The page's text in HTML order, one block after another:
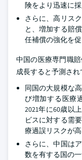
険をより迅速に採
さらに、高リス
と、増加する賠
任補償の強化を促
中国の医療専門職
成長すると予測され
同国の大規模な
び増加する医療
2021年に60歳以
ビスに対する需
療過誤リスクが高
さらに、中国は
数を有する国の